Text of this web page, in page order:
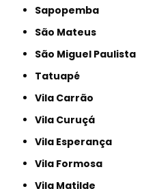
Sapopemba
São Mateus
São Miguel Paulista
Tatuapé
Vila Carrão
Vila Curuçá
Vila Esperança
Vila Formosa
Vila Matilde